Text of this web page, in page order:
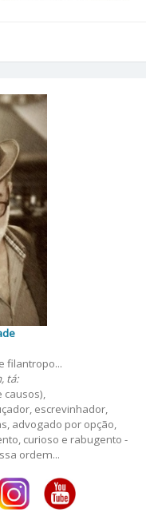
filantropo...
tá:
causos),
escrevinhador,
advogado por opção,
curioso e rabugento -
ordem...